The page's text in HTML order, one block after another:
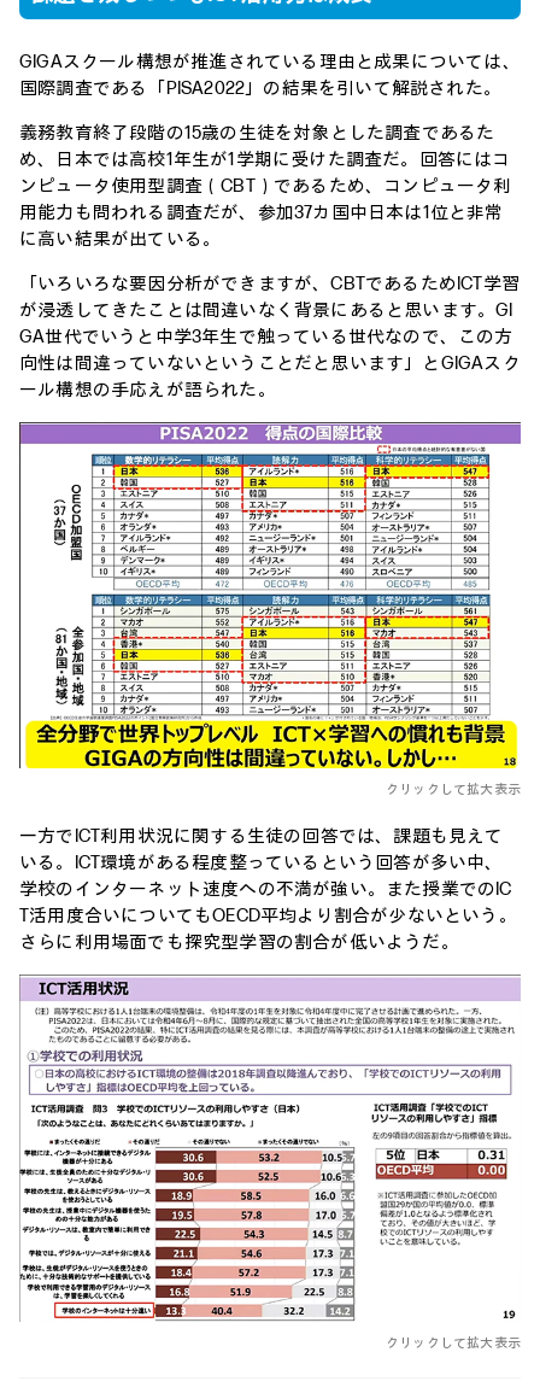
GIGAスクール構想が推進されている理由と成果については、
国際調査である「PISA2022」の結果を引いて解説された。
義務教育終了段階の15歳の生徒を対象とした調査であるた
め、日本では高校1年生が1学期に受けた調査だ。回答にはコ
ンピュータ使用型調査（CBT）であるため、コンピュータ利
用能力も問われる調査だが、参加37カ国中日本は1位と非常
に高い結果が出ている。
「いろいろな要因分析ができますが、CBTであるためICT学習
が浸透してきたことは間違いなく背景にあると思います。GI
GA世代でいうと中学3年生で触っている世代なので、この方
向性は間違っていないということだと思います」とGIGAスク
ール構想の手応えが語られた。
クリックして拡大表示
一方でICT利用状況に関する生徒の回答では、課題も見えて
いる。ICT環境がある程度整っているという回答が多い中、
学校のインターネット速度への不満が強い。また授業でのIC
T活用度合いについてもOECD平均より割合が少ないという。
さらに利用場面でも探究型学習の割合が低いようだ。
クリックして拡大表示